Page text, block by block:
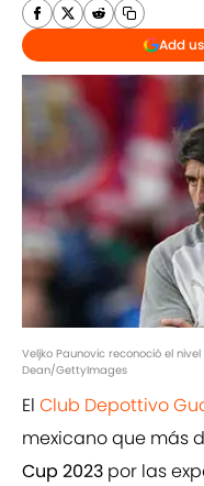
Add
Veljko Paunovic reconoció el
Dean/GettyImages
El Club Depottivo
mexicano que más
Cup 2023 por las